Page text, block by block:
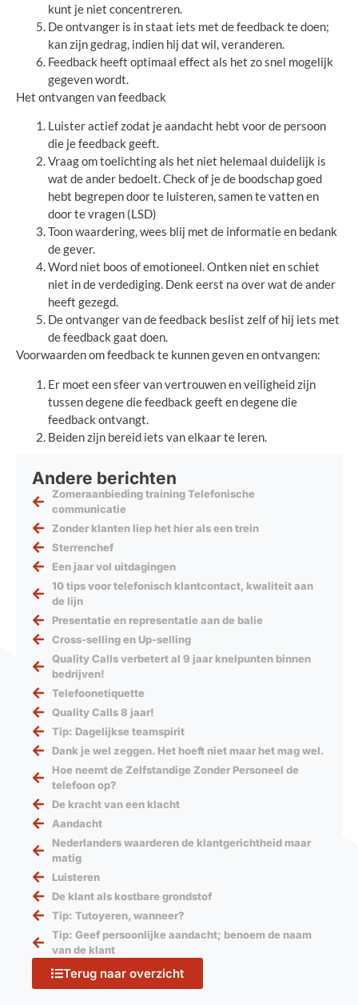
kunt je niet concentreren.
De ontvanger is in staat iets met de feedback te doen;
kan zijn gedrag, indien hij dat wil, veranderen.
Feedback heeft optimaal effect als het zo snel mogelijk
gegeven wordt.
Het ontvangen van feedback
Luister actief zodat je aandacht hebt voor de persoon
die je feedback geeft.
Vraag om toelichting als het niet helemaal duidelijk is
wat de ander bedoelt. Check of je de boodschap goed
hebt begrepen door te luisteren, samen te vatten en
door te vragen (LSD)
Toon waardering, wees blij met de informatie en bedank
de gever.
Word niet boos of emotioneel. Ontken niet en schiet
niet in de verdediging. Denk eerst na over wat de ander
heeft gezegd.
De ontvanger van de feedback beslist zelf of hij iets met
de feedback gaat doen.
Voorwaarden om feedback te kunnen geven en ontvangen:
Er moet een sfeer van vertrouwen en veiligheid zijn
tussen degene die feedback geeft en degene die
feedback ontvangt.
Beiden zijn bereid iets van elkaar te leren.
Andere berichten
Zomeraanbieding training Telefonische
communicatie
Zonder klanten liep het hier als een trein
Sterrenchef
Een jaar vol uitdagingen
10 tips voor telefonisch klantcontact, kwaliteit aan
de lijn
Presentatie en representatie aan de balie
Cross-selling en Up-selling
Quality Calls verbetert al 9 jaar knelpunten binnen
bedrijven!
Telefoonetiquette
Quality Calls 8 jaar!
Tip: Dagelijkse teamspirit
Dank je wel zeggen. Het hoeft niet maar het mag wel.
Hoe neemt de Zelfstandige Zonder Personeel de
telefoon op?
De kracht van een klacht
Aandacht
Nederlanders waarderen de klantgerichtheid maar
matig
Luisteren
De klant als kostbare grondstof
Tip: Tutoyeren, wanneer?
Tip: Geef persoonlijke aandacht; benoem de naam
van de klant
Terug naar overzicht